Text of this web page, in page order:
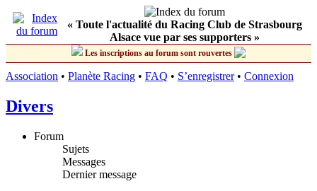
« Toute l'actualité du Racing Club de Strasbourg
Alsace vue par ses supporters »
Les inscriptions au forum sont rouvertes
Association • Planète Racing • FAQ • S’enregistrer• Connexion
Divers
Forum
Sujets
Messages
Dernier message